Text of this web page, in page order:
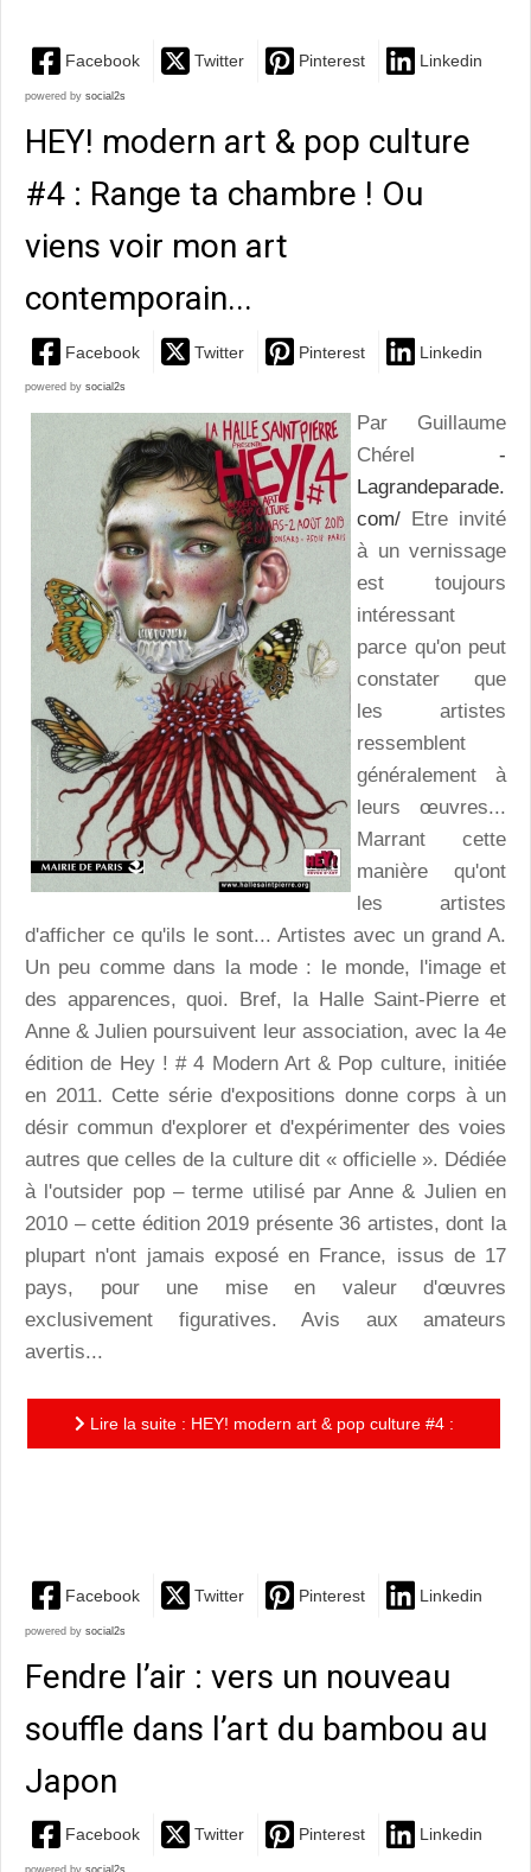
Facebook Twitter Pinterest Linkedin
powered by social2s
HEY! modern art & pop culture
#4 : Range ta chambre ! Ou
viens voir mon art
contemporain...
Facebook Twitter Pinterest Linkedin
powered by social2s
Par Guillaume
Chérel -
Lagrandeparade.
com/ Etre invité
à un vernissage
est toujours
intéressant
parce qu'on peut
constater que
les artistes
ressemblent
généralement à
leurs œuvres...
Marrant cette
manière qu'ont
les artistes
d'afficher ce qu'ils le sont... Artistes avec un grand A.
Un peu comme dans la mode : le monde, l'image et
des apparences, quoi. Bref, la Halle Saint-Pierre et
Anne & Julien poursuivent leur association, avec la 4e
édition de Hey ! # 4 Modern Art & Pop culture, initiée
en 2011. Cette série d'expositions donne corps à un
désir commun d'explorer et d'expérimenter des voies
autres que celles de la culture dit « officielle ». Dédiée
à l'outsider pop – terme utilisé par Anne & Julien en
2010 – cette édition 2019 présente 36 artistes, dont la
plupart n'ont jamais exposé en France, issus de 17
pays, pour une mise en valeur d'œuvres
exclusivement figuratives. Avis aux amateurs
avertis...
Lire la suite : HEY! modern art & pop culture #4 :
Facebook Twitter Pinterest Linkedin
powered by social2s
Fendre l’air : vers un nouveau
souffle dans l’art du bambou au
Japon
Facebook Twitter Pinterest Linkedin